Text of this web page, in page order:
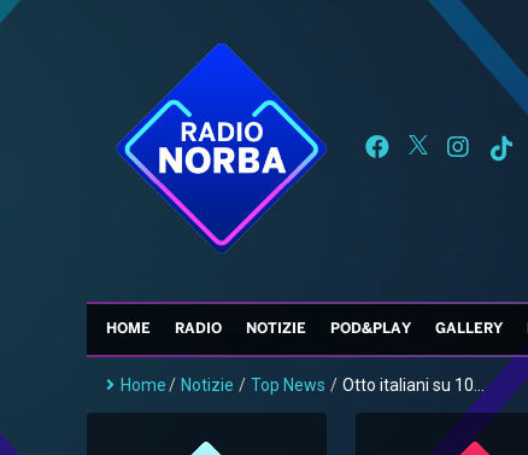
HOME RADIO NOTIZIE POD&PLAY GALLERY
Home/ Notizie / Top News / Otto italiani su 10...